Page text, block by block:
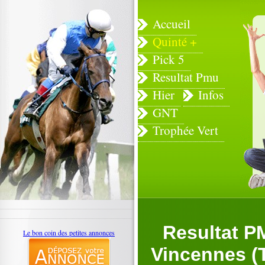
Accueil
Quinté +
Pick 5
Resultat Pmu
Hier
Infos
GNT
Trophée Vert
Resultat
Vincennes
Le bon coin des petites annonces